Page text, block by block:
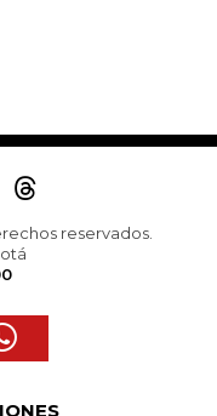
reservados.